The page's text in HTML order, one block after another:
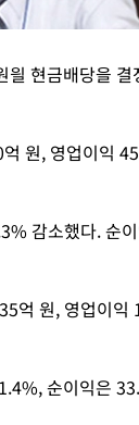
현금배당을
원, 영업이익
감소했다. 순
억 원, 영업이익
순이익은